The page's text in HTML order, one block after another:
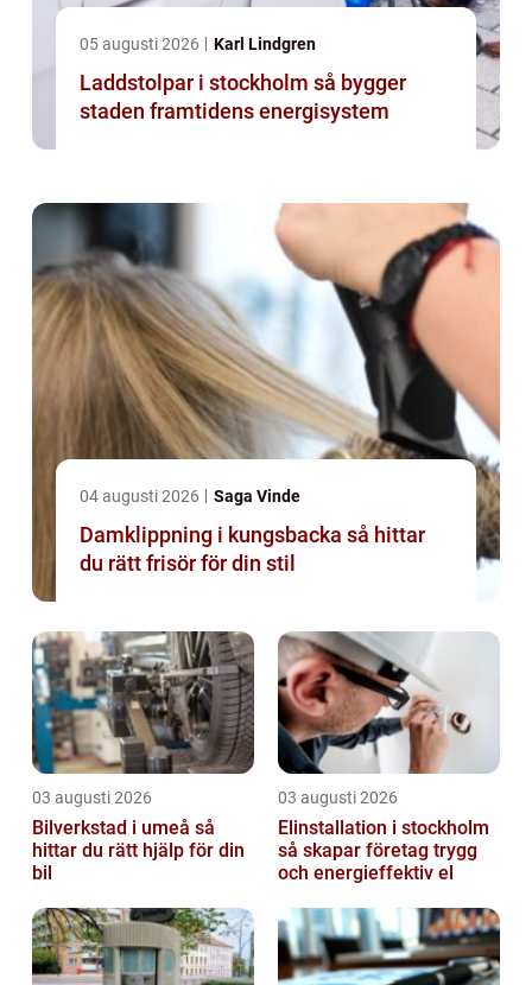
05 augusti 2026 Karl Lindgren
Laddstolpar i stockholm så bygger
staden framtidens energisystem
04 augusti 2026 Saga Vinde
Damklippning i kungsbacka så hittar
du rätt frisör för din stil
03 augusti 2026
Bilverkstad i umeå så
hittar du rätt hjälp för din
bil
03 augusti 2026
Elinstallation i stockholm
så skapar företag trygg
och energieffektiv el